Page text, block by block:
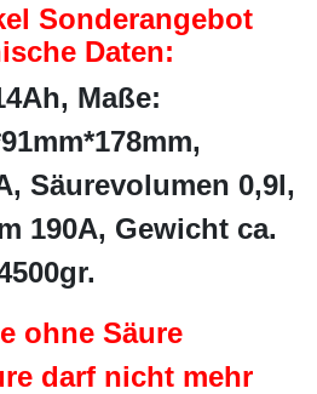
Sonderangebot
Daten:
Maße:
Säurevolumen 0,9l,
190A, Gewicht ca.
ohne Säure
darf nicht mehr